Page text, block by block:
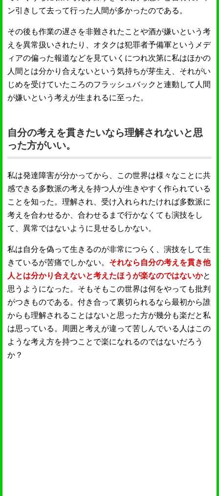
ン引きして去って行った人間が多かったのである。
その後も作業の遅さを非難されたことや酒が嫌いという考
えを異常扱いされたり、オタクは犯罪者予備軍というメデ
ィアの偏った報道などを見ていくにつれ次第に私はほかの
人間とは分かり合えないという気持ちが芽生え、それがい
じめを受けていたころのフラッシュバックと連動して人間
が嫌いという考えが生まれるに至った。
自分の考えを貫きたいなら理解されないと思
った方がいい。
私は発達障害が分かってから、この世界は様々なことに共
感できる多数派の考えを持つ人が生きやすく作られている
ことを知った。理解され、受け入れられたければ多数派に
考えを合わせるか、合わせるまで行かなくても演技をし
て、異常ではないように見せるしかない。
私は自分を偽って生きるのが非常につらく、演技をして生
きているが苦痛でしかない。 それなら自分の考えを貫き他
人とは分かり合えないと考えたほうが楽なのではないかと
思うようになった。そもそもこの世界は何をやっても批判
がつきものである。付き合って裏切られるなら最初から誰
からも理解されることはないと思った方が幾分も楽だと私
は思っている。周囲と考えが違って苦しんでいる人はこの
ような考え方を持つことで楽になれるのではないだろう
か？